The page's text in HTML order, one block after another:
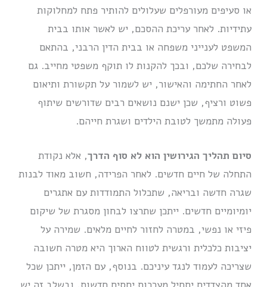
או סעיפים מעורפלים שעלולים להותיר פתח למחלוקות
עתידיות. לאחר עריכת ההסכם, יש לאשר אותו בבית
המשפט לענייני משפחה או בבית הדין הרבני, בהתאם
לבחירה שלכם, ובכך להקנות לו תוקף משפטי מחייב. גם
לאחר החתימה והאישור, יש לשמור על תקשורת ותיאום
פשוט ורציף, שכן ישנם נושאים רבים שדורשים שיתוף
פעולה מתמשך לטובת הילדים ושגרת חייהם.
סיום תהליך הגירושין הוא לא סוף הדרך, אלא נקודת
התחלה של חיים חדשים. לאחר הפרידה, חשוב מאוד לבנות
שגרה חדשה ובריאה, שתכלול התמודדות עם אתגרים
יומיומיים חדשים. ייתכן שתרצו לבחון מסגרת של שיקום
פיזי או נפשי, במטרה לחזור לחיים מלאים. שמירה על
יציבות כלכלית ורגשית לטווח הארוך היא מטרה חשובה
שצריכה לעמוד לנגד עיניכם. בנוסף, עם הזמן, ייתכן שכל